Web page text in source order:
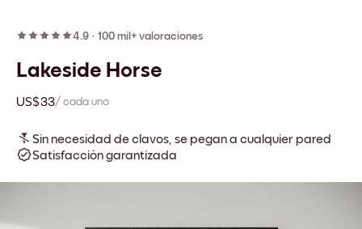
4.9 · 100 mil+ valoraciones
Lakeside Horse
US$33/ cada uno
Sin necesidad de clavos, se pegan a cualquier pared
Satisfacción garantizada